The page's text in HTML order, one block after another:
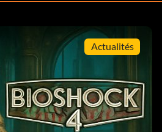
Actualités